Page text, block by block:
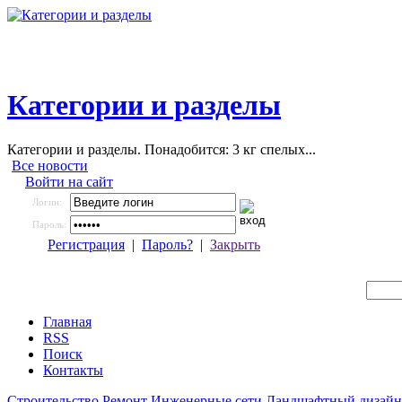
Категории и разделы
Категории и разделы. Понадобится: 3 кг спелых...
Все новости
Войти на сайт
Логин:
Пароль:
Регистрация | Пароль? | Закрыть
Главная
RSS
Поиск
Контакты